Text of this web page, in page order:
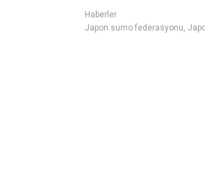
Haberler
Japon sumo federasyonu,